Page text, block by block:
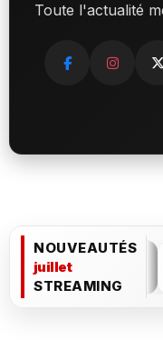
Toute l'actualité
NOUVEAUTÉS
juillet
STREAMING